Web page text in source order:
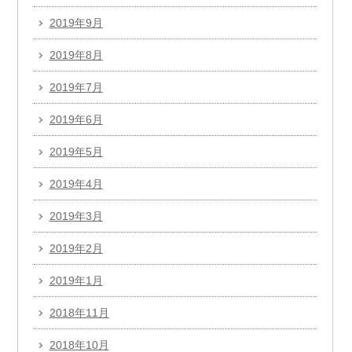
2019年9月
2019年8月
2019年7月
2019年6月
2019年5月
2019年4月
2019年3月
2019年2月
2019年1月
2018年11月
2018年10月